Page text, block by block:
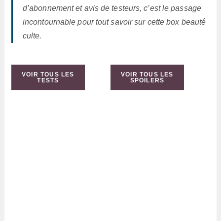
d’abonnement et avis de testeurs, c’est le passage
incontournable pour tout savoir sur cette box beauté
culte.
VOIR TOUS LES
TESTS
VOIR TOUS LES
SPOILERS